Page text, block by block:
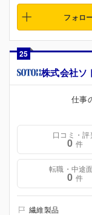
フォロ
25
株式会社ソ
仕事
口コミ・評
0 件
転職・中途
0 件
繊維製品